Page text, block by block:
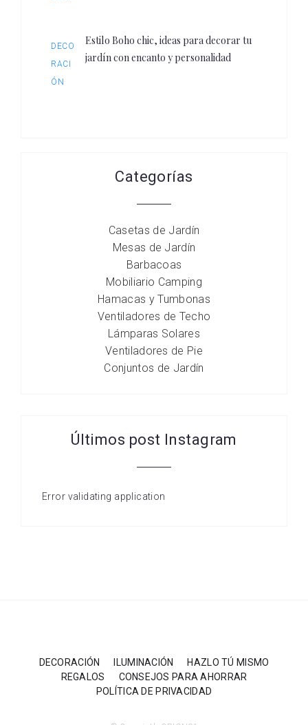
DECO
RACI
ÓN
Estilo Boho chic, ideas para decorar tu
jardín con encanto y personalidad
Categorías
Casetas de Jardín
Mesas de Jardín
Barbacoas
Mobiliario Camping
Hamacas y Tumbonas
Ventiladores de Techo
Lámparas Solares
Ventiladores de Pie
Conjuntos de Jardín
Últimos post Instagram
Error validating application
DECORACIÓN ILUMINACIÓN
HAZLO TÚ MISMO
REGALOS
CONSEJOS PARA AHORRAR
POLÍTICA DE PRIVACIDAD